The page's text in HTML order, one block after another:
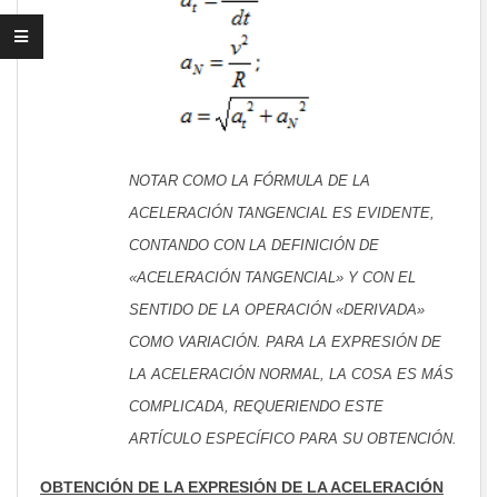
NOTAR COMO LA FÓRMULA DE LA
ACELERACIÓN TANGENCIAL ES EVIDENTE,
CONTANDO CON LA DEFINICIÓN DE
«ACELERACIÓN TANGENCIAL» Y CON EL
SENTIDO DE LA OPERACIÓN «DERIVADA»
COMO VARIACIÓN. PARA LA EXPRESIÓN DE
LA ACELERACIÓN NORMAL, LA COSA ES MÁS
COMPLICADA, REQUERIENDO ESTE
ARTÍCULO ESPECÍFICO PARA SU OBTENCIÓN.
OBTENCIÓN DE LA EXPRESIÓN DE LA ACELERACIÓN